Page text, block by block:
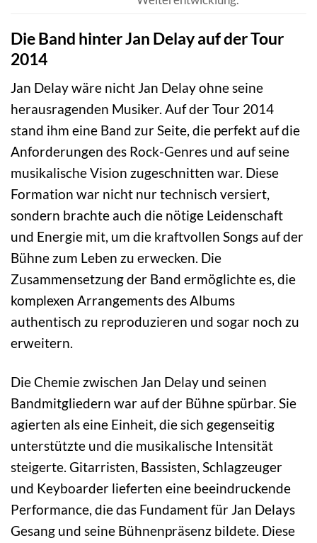
Die Band hinter Jan Delay auf der Tour
2014
Jan Delay wäre nicht Jan Delay ohne seine
herausragenden Musiker. Auf der Tour 2014
stand ihm eine Band zur Seite, die perfekt auf die
Anforderungen des Rock-Genres und auf seine
musikalische Vision zugeschnitten war. Diese
Formation war nicht nur technisch versiert,
sondern brachte auch die nötige Leidenschaft
und Energie mit, um die kraftvollen Songs auf der
Bühne zum Leben zu erwecken. Die
Zusammensetzung der Band ermöglichte es, die
komplexen Arrangements des Albums
authentisch zu reproduzieren und sogar noch zu
erweitern.
Die Chemie zwischen Jan Delay und seinen
Bandmitgliedern war auf der Bühne spürbar. Sie
agierten als eine Einheit, die sich gegenseitig
unterstützte und die musikalische Intensität
steigerte. Gitarristen, Bassisten, Schlagzeuger
und Keyboarder lieferten eine beeindruckende
Performance, die das Fundament für Jan Delays
Gesang und seine Bühnenpräsenz bildete. Diese